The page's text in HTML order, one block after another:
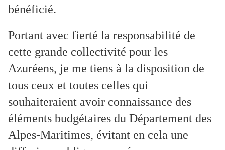
bénéficié.
Portant avec fierté la responsabilité de
cette grande collectivité pour les
Azuréens, je me tiens à la disposition de
tous ceux et toutes celles qui
souhaiteraient avoir connaissance des
éléments budgétaires du Département des
Alpes-Maritimes, évitant en cela une